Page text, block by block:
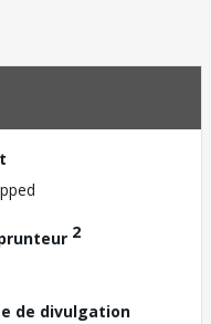
2
de divulgation